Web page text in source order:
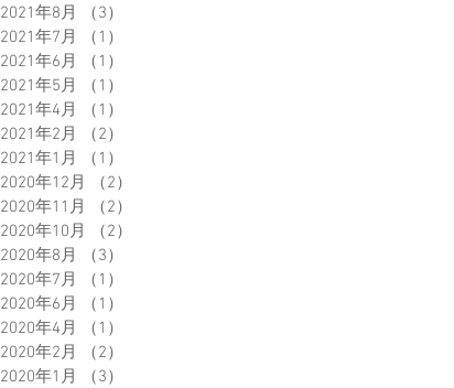
2021年8月
（3）
2021年7月
（1）
2021年6月
（1）
2021年5月
（1）
2021年4月
（1）
2021年2月
（2）
2021年1月
（1）
2020年12月
（2）
2020年11月
（2）
2020年10月
（2）
2020年8月
（3）
2020年7月
（1）
2020年6月
（1）
2020年4月
（1）
2020年2月
（2）
2020年1月
（3）